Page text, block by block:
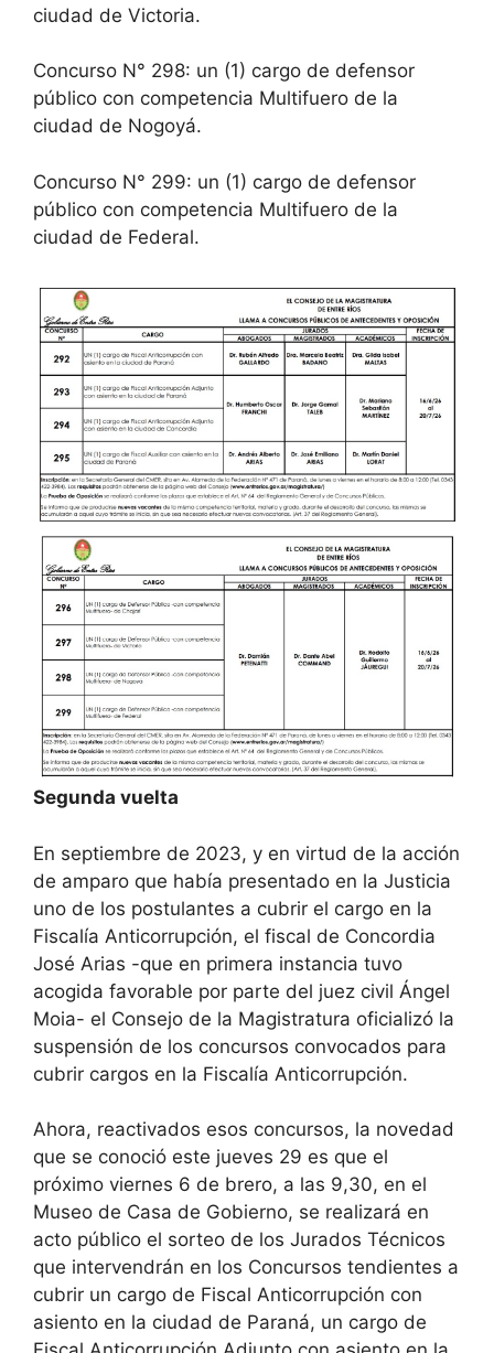
ciudad de Victoria.
Concurso N° 298: un (1) cargo de defensor
público con competencia Multifuero de la
ciudad de Nogoyá.
Concurso N° 299: un (1) cargo de defensor
público con competencia Multifuero de la
ciudad de Federal.
Segunda vuelta
En septiembre de 2023, y en virtud de la acción
de amparo que había presentado en la Justicia
uno de los postulantes a cubrir el cargo en la
Fiscalía Anticorrupción, el fiscal de Concordia
José Arias -que en primera instancia tuvo
acogida favorable por parte del juez civil Ángel
Moia- el Consejo de la Magistratura oficializó la
suspensión de los concursos convocados para
cubrir cargos en la Fiscalía Anticorrupción.
Ahora, reactivados esos concursos, la novedad
que se conoció este jueves 29 es que el
próximo viernes 6 de brero, a las 9,30, en el
Museo de Casa de Gobierno, se realizará en
acto público el sorteo de los Jurados Técnicos
que intervendrán en los Concursos tendientes a
cubrir un cargo de Fiscal Anticorrupción con
asiento en la ciudad de Paraná, un cargo de